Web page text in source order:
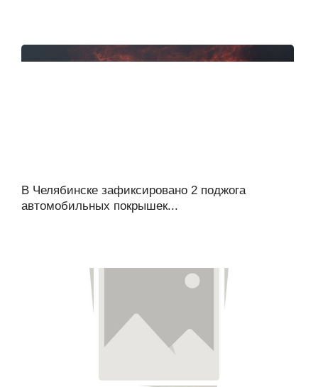
В Челябинске зафиксировано 2 поджога
автомобильных покрышек...